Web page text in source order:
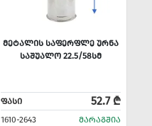
ᲛᲔᲢᲐᲚᲘᲡ ᲡᲐᲤᲔᲠᲤᲚᲔ ᲣᲠᲜᲐ
ᲡᲐᲨᲣᲐᲚᲝ 22.5/58ᲡᲛ
ᲤᲐᲡᲘ 52.7 ₾
1610-2643 ᲛᲐᲠᲐᲒᲨᲘᲐ